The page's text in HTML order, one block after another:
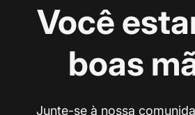
Você
boas
Junte-se à nossa